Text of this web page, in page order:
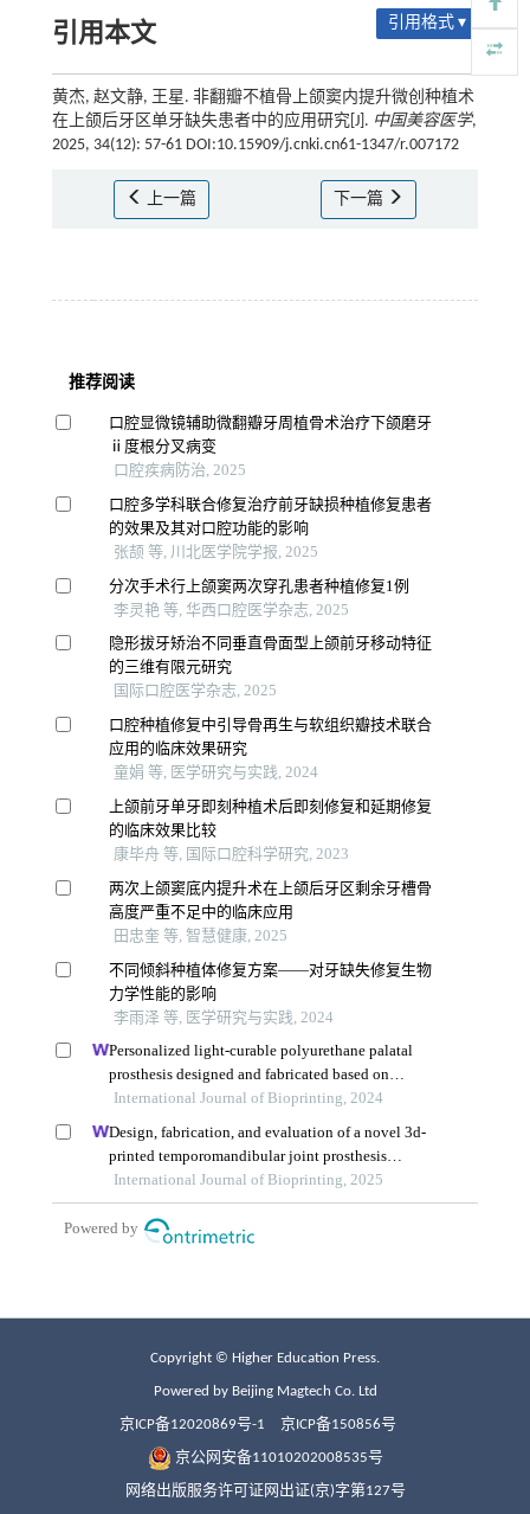
引用本文 引用格式 ▾
黄杰, 赵文静, 王星. 非翻瓣不植骨上颌窦内提升微创种植术
在上颌后牙区单牙缺失患者中的应用研究[J]. 中国美容医学,
2025, 34(12): 57-61 DOI:10.15909/j.cnki.cn61-1347/r.007172
上一篇 下一篇
Copyright © Higher Education Press.
Powered by Beijing Magtech Co. Ltd
京ICP备12020869号-1 京ICP备150856号
京公网安备11010202008535号
网络出版服务许可证网出证(京)字第127号